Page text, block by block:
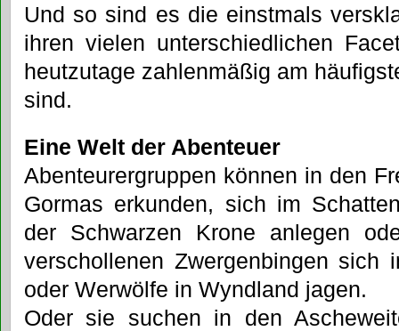
Und so sind es die einstmals
ihren vielen unterschiedlichen
heutzutage zahlenmäßig am
sind.
Eine Welt der Abenteuer
Abenteurergruppen können in den
Gormas erkunden, sich im
der Schwarzen Krone anlegen
verschollenen Zwergenbingen sich
oder Werwölfe in Wyndland jagen.
Oder sie suchen in den